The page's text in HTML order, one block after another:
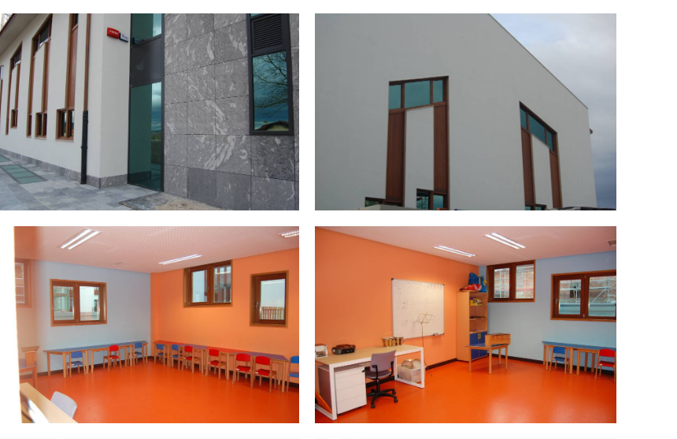
DSC_0036.jpg
DSC_0043.jpg DSC_0044.jpg